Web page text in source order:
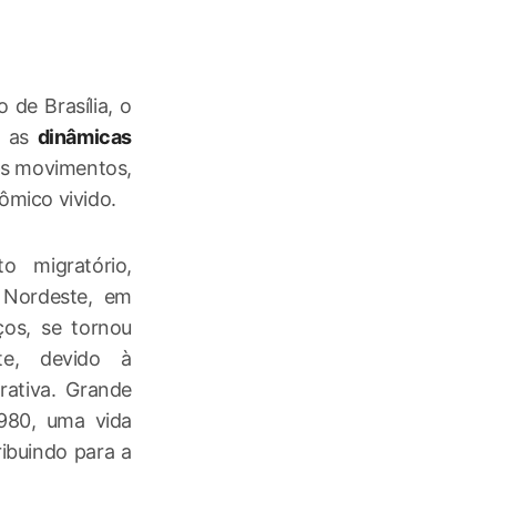
de Brasília, o
as dinâmicas
movimentos,
vivido.
migratório,
em
se tornou
devido à
Grande
uma vida
para a